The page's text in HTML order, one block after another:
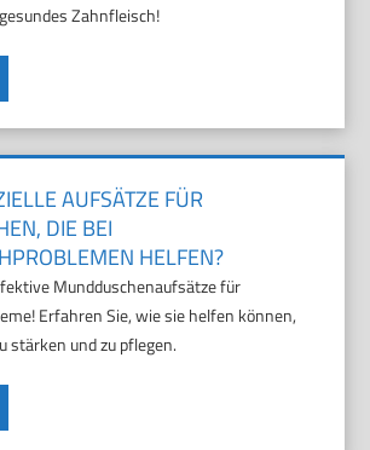
Zahnfleisch!
AUFSÄTZE FÜR
DIE BEI
HELFEN?
Mundduschenaufsätze für
Erfahren Sie, wie sie helfen können,
stärken und zu pflegen.